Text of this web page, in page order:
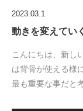
2023.03.1
動きを変えてい
こんにちは、新し
は背骨が使える様
最も重要な事だと